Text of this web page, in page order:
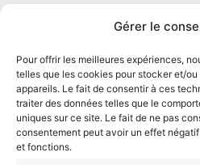
Gérer le
Pour offrir les meilleures expériences,
telles que les cookies pour stocker et/
appareils. Le fait de consentir à ces
traiter des données telles que le
uniques sur ce site. Le fait de ne pas
consentement peut avoir un effet
et fonctions.
Que faisons-nous ?
Notre équipe Altimérienne
Rejoignez-nous
Nos actualités
Contactez-nous
Politique de cookies (UE)
Mentions légales